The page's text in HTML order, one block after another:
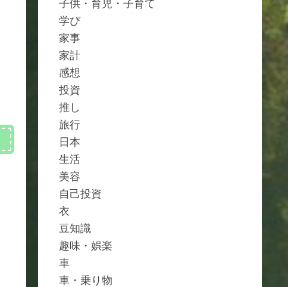
子供・育児・子育て
学び
家事
家計
感想
投資
推し
旅行
日本
生活
美容
自己投資
衣
豆知識
趣味・娯楽
車
車・乗り物